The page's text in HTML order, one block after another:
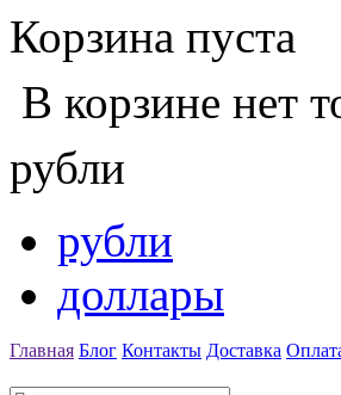
Корзина пуста
В корзине нет
рубли
рубли
доллары
Главная Блог Контакты Доставка